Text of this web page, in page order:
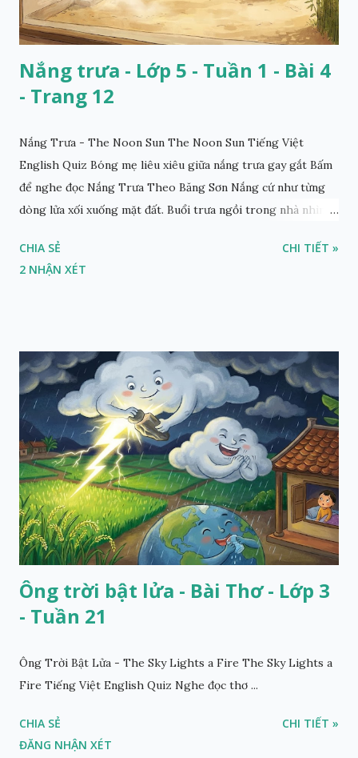
Nắng trưa - Lớp 5 - Tuần 1 - Bài 4
- Trang 12
Nắng Trưa - The Noon Sun The Noon Sun Tiếng Việt
English Quiz Bóng mẹ liêu xiêu giữa nắng trưa gay gắt Bấm
để nghe đọc Nắng Trưa Theo Băng Sơn Nắng cứ như từng
dòng lửa xối xuống mặt đất. Buổi trưa ngồi trong nhà nhìn
CHIA SẺ
2 NHẬN XÉT
CHI TIẾT »
Ông trời bật lửa - Bài Thơ - Lớp 3
- Tuần 21
Ông Trời Bật Lửa - The Sky Lights a Fire The Sky Lights a
Fire Tiếng Việt English Quiz Nghe đọc thơ ...
CHIA SẺ
ĐĂNG NHẬN XÉT
CHI TIẾT »